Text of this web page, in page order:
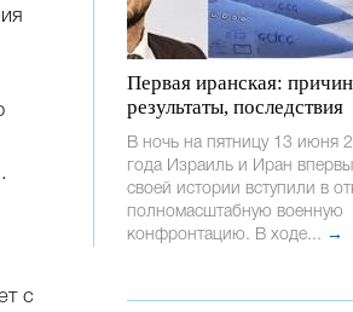
с
Первая иранская:
результаты, последствия
В ночь на пятницу 13 июня
года Израиль и Иран
своей истории вступили в
полномасштабную военную
конфронтацию. В ходе... →